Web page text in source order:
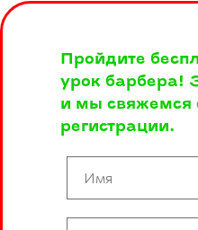
Пройдите
урок барбера!
и мы свяжемся
регистрации.